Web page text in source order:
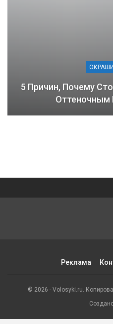
5 Причин, Почему
Оттеночным
Реклама
© 2026 - Volosyki.ru.